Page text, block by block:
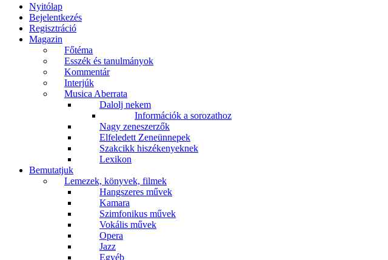
Nyitólap
Bejelentkezés
Regisztráció
Magazin
Főtéma
Esszék és tanulmányok
Kommentár
Interjúk
Musica Aberrata
Dalolj nekem
Információk a sorozathoz
Nagy zeneszerzők
Elfeledett Zeneünnepek
Szakcikk hiszékenyeknek
Lexikon
Bemutatjuk
Lemezek, könyvek, filmek
Hangszeres művek
Kamara
Szimfonikus művek
Vokális művek
Opera
Jazz
Egyéb